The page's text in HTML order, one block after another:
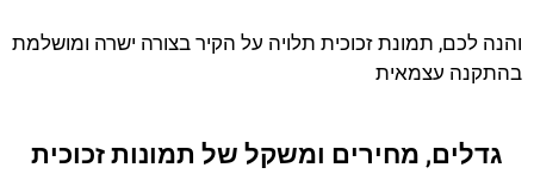
והנה לכם, תמונת זכוכית תלויה על הקיר בצורה ישרה ומושלמת
בהתקנה עצמאית
גדלים, מחירים ומשקל של תמונות זכוכית